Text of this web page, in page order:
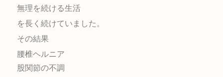
無理を続ける生活
を長く続けていました。
その結果
腰椎ヘルニア
股関節の不調